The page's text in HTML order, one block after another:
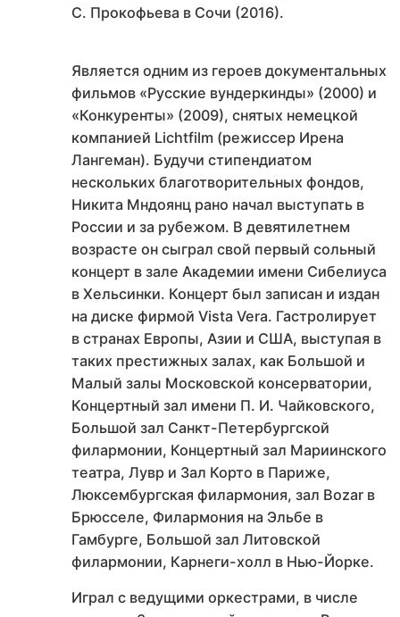
С. Прокофьева в Сочи (2016).
Является одним из героев документальных
фильмов «Русские вундеркинды» (2000) и
«Конкуренты» (2009), снятых немецкой
компанией Lichtfilm (режиссер Ирена
Лангеман). Будучи стипендиатом
нескольких благотворительных фондов,
Никита Мндоянц рано начал выступать в
России и за рубежом. В девятилетнем
возрасте он сыграл свой первый сольный
концерт в зале Академии имени Сибелиуса
в Хельсинки. Концерт был записан и издан
на диске фирмой Vista Vera. Гастролирует
в странах Европы, Азии и США, выступая в
таких престижных залах, как Большой и
Малый залы Московской консерватории,
Концертный зал имени П. И. Чайковского,
Большой зал Санкт-Петербургской
филармонии, Концертный зал Мариинского
театра, Лувр и Зал Корто в Париже,
Люксембургская филармония, зал Bozar в
Брюсселе, Филармония на Эльбе в
Гамбурге, Большой зал Литовской
филармонии, Карнеги-холл в Нью-Йорке.
Играл с ведущими оркестрами, в числе